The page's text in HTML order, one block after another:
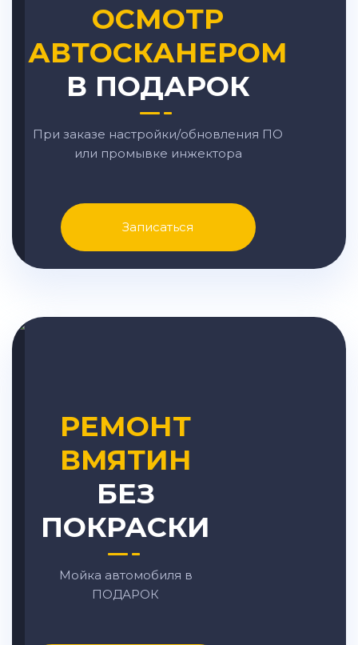
ОСМОТР
АВТОСКАНЕРОМ
В ПОДАРОК
При заказе настройки/обновления ПО
или промывке инжектора
Записаться
РЕМОНТ
ВМЯТИН
БЕЗ
ПОКРАСКИ
Мойка автомобиля в
ПОДАРОК